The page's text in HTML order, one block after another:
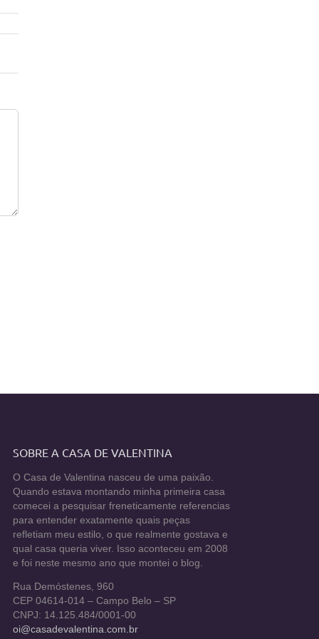
SOBRE A CASA DE VALENTINA
O Casa de Valentina nasceu de uma paixão.
Quando estava montando minha primeira casa
comecei a pesquisar freneticamente referencias
para entender exatamente quais peças
refletiam meu estilo, o que realmente gostava e
qual casa queria viver. Isso aconteceu em 2008
e foi neste mesmo ano que montei o blog.
Rua Demóstenes, 960
CEP 04614-014 – Campo Belo – SP
CNPJ: 14.125.484/0001-00
oi@casadevalentina.com.br